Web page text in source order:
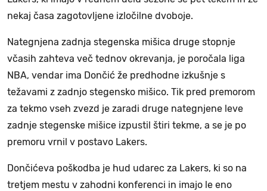
nekaj časa zagotovljene izločilne dvoboje.
Nategnjena zadnja stegenska mišica druge stopnje
včasih zahteva več tednov okrevanja, je poročala liga
NBA, vendar ima Dončić že predhodne izkušnje s
težavami z zadnjo stegensko mišico. Tik pred premorom
za tekmo vseh zvezd je zaradi druge nategnjene leve
zadnje stegenske mišice izpustil štiri tekme, a se je po
premoru vrnil v postavo Lakers.
Dončićeva poškodba je hud udarec za Lakers, ki so na
tretjem mestu v zahodni konferenci in imajo le eno